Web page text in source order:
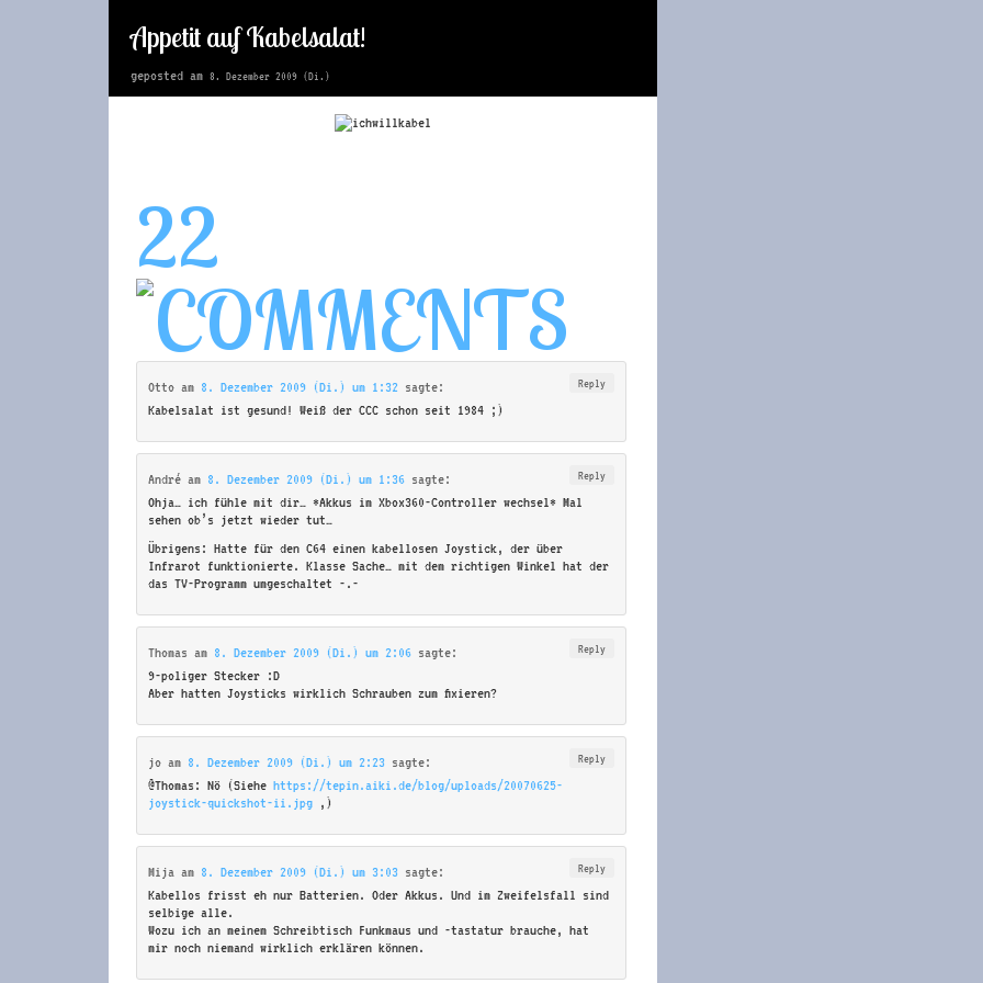
Appetit auf Kabelsalat!
geposted am 8. Dezember 2009 (Di.)
22
Otto am 8. Dezember 2009 (Di.) um 1:32 sagte: Reply
Kabelsalat ist gesund! Weiß der CCC schon seit 1984 ;)
André am 8. Dezember 2009 (Di.) um 1:36 sagte: Reply
Ohja… ich fühle mit dir… *Akkus im Xbox360-Controller wechsel* Mal
sehen ob’s jetzt wieder tut…
Übrigens: Hatte für den C64 einen kabellosen Joystick, der über
Infrarot funktionierte. Klasse Sache… mit dem richtigen Winkel hat der
das TV-Programm umgeschaltet -.-
Thomas am 8. Dezember 2009 (Di.) um 2:06 sagte: Reply
9-poliger Stecker :D
Aber hatten Joysticks wirklich Schrauben zum fixieren?
jo am 8. Dezember 2009 (Di.) um 2:23 sagte: Reply
@Thomas: Nö (Siehe https://tepin.aiki.de/blog/uploads/20070625-
joystick-quickshot-ii.jpg ,)
Mija am 8. Dezember 2009 (Di.) um 3:03 sagte: Reply
Kabellos frisst eh nur Batterien. Oder Akkus. Und im Zweifelsfall sind
selbige alle.
Wozu ich an meinem Schreibtisch Funkmaus und -tastatur brauche, hat
mir noch niemand wirklich erklären können.